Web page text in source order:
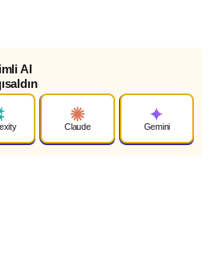
AI
Claude Gemini